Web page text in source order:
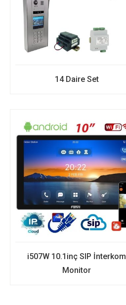
14 Daire Set
i507W 10.1inç SIP İnterkom
Monitor